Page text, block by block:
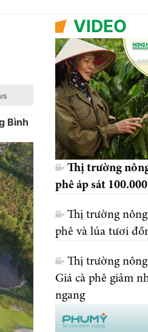
Bình
VIDEO
Thị trường
phê áp sát
Thị trường
phê và lúa tươi
Thị trường
Giá cà phê giảm
ngang